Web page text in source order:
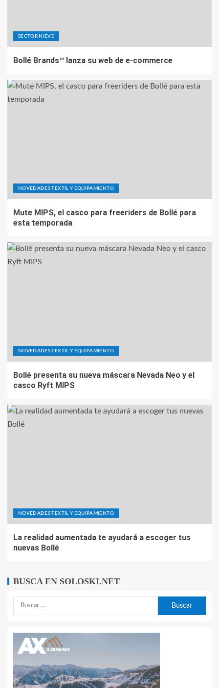
SECTOR NIEVE
Bollé Brands™ lanza su web de e-commerce
NOVEDADES TEXTIL Y EQUIPAMIENTO
Mute MIPS, el casco para freeriders de Bollé para
esta temporada
NOVEDADES TEXTIL Y EQUIPAMIENTO
Bollé presenta su nueva máscara Nevada Neo y el
casco Ryft MIPS
NOVEDADES TEXTIL Y EQUIPAMIENTO
La realidad aumentada te ayudará a escoger tus
nuevas Bollé
BUSCA EN SOLOSKI.NET